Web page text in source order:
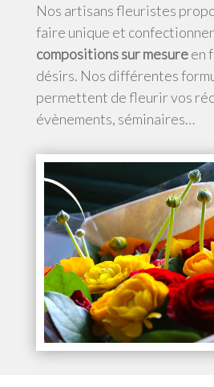
Nos artisans fleuristes
faire unique et
compositions sur mesureen
désirs. Nos différentes
permettent de fleurir vos
évènements, séminaires…